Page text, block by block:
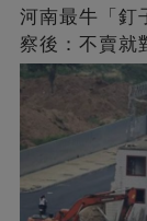
河南最牛「釘
察後：不賣就